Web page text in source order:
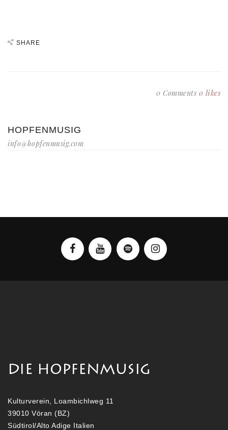
SHARE
HOPFENMUSIG
info@hopfenmusig.com
0 Comments 0 likes
Kulturverein, Loambichlweg 11
39010 Vöran (BZ)
Südtirol/Alto Adige Italien